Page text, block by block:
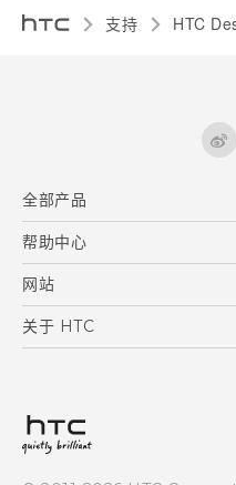
支持 HTC
全部产品
区块链智能手机
VIVE
帮助中心
在线客服
支援与服务
产品保固说明
网站
HTC Dev
关于 HTC
投资人